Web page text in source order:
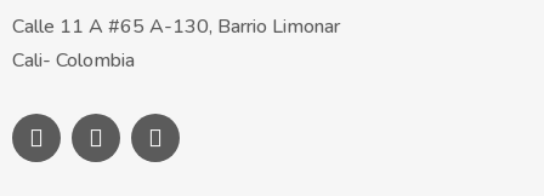
Calle 11 A #65 A-130, Barrio Limonar
Cali- Colombia